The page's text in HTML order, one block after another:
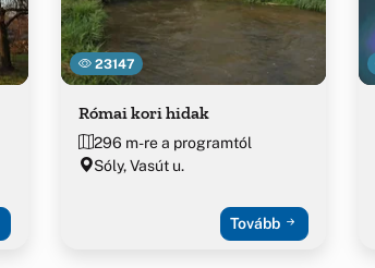
23147
Római kori hidak
296 m-re a programtól
Sóly, Vasút u.
Tovább